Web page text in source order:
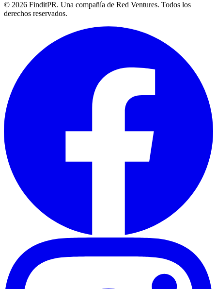
© 2026 FinditPR. Una compañía de Red Ventures. Todos los
derechos reservados.